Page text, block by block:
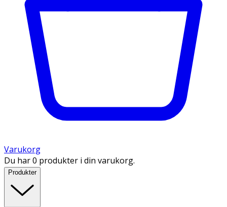
Varukorg
Du har 0 produkter i din varukorg.
Produkter